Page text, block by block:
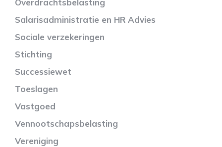
Overdrachtsbelasting
Salarisadministratie en HR Advies
Sociale verzekeringen
Stichting
Successiewet
Toeslagen
Vastgoed
Vennootschapsbelasting
Vereniging